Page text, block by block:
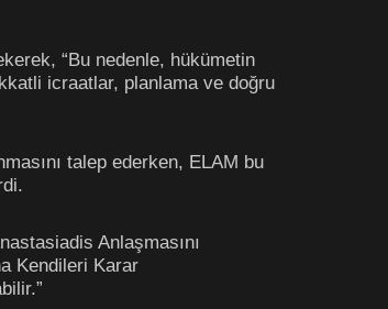
“Bu nedenle, hükümetin
icraatlar, planlama ve doğru
talep ederken, ELAM bu
Anlaşmasını
Kendileri Karar